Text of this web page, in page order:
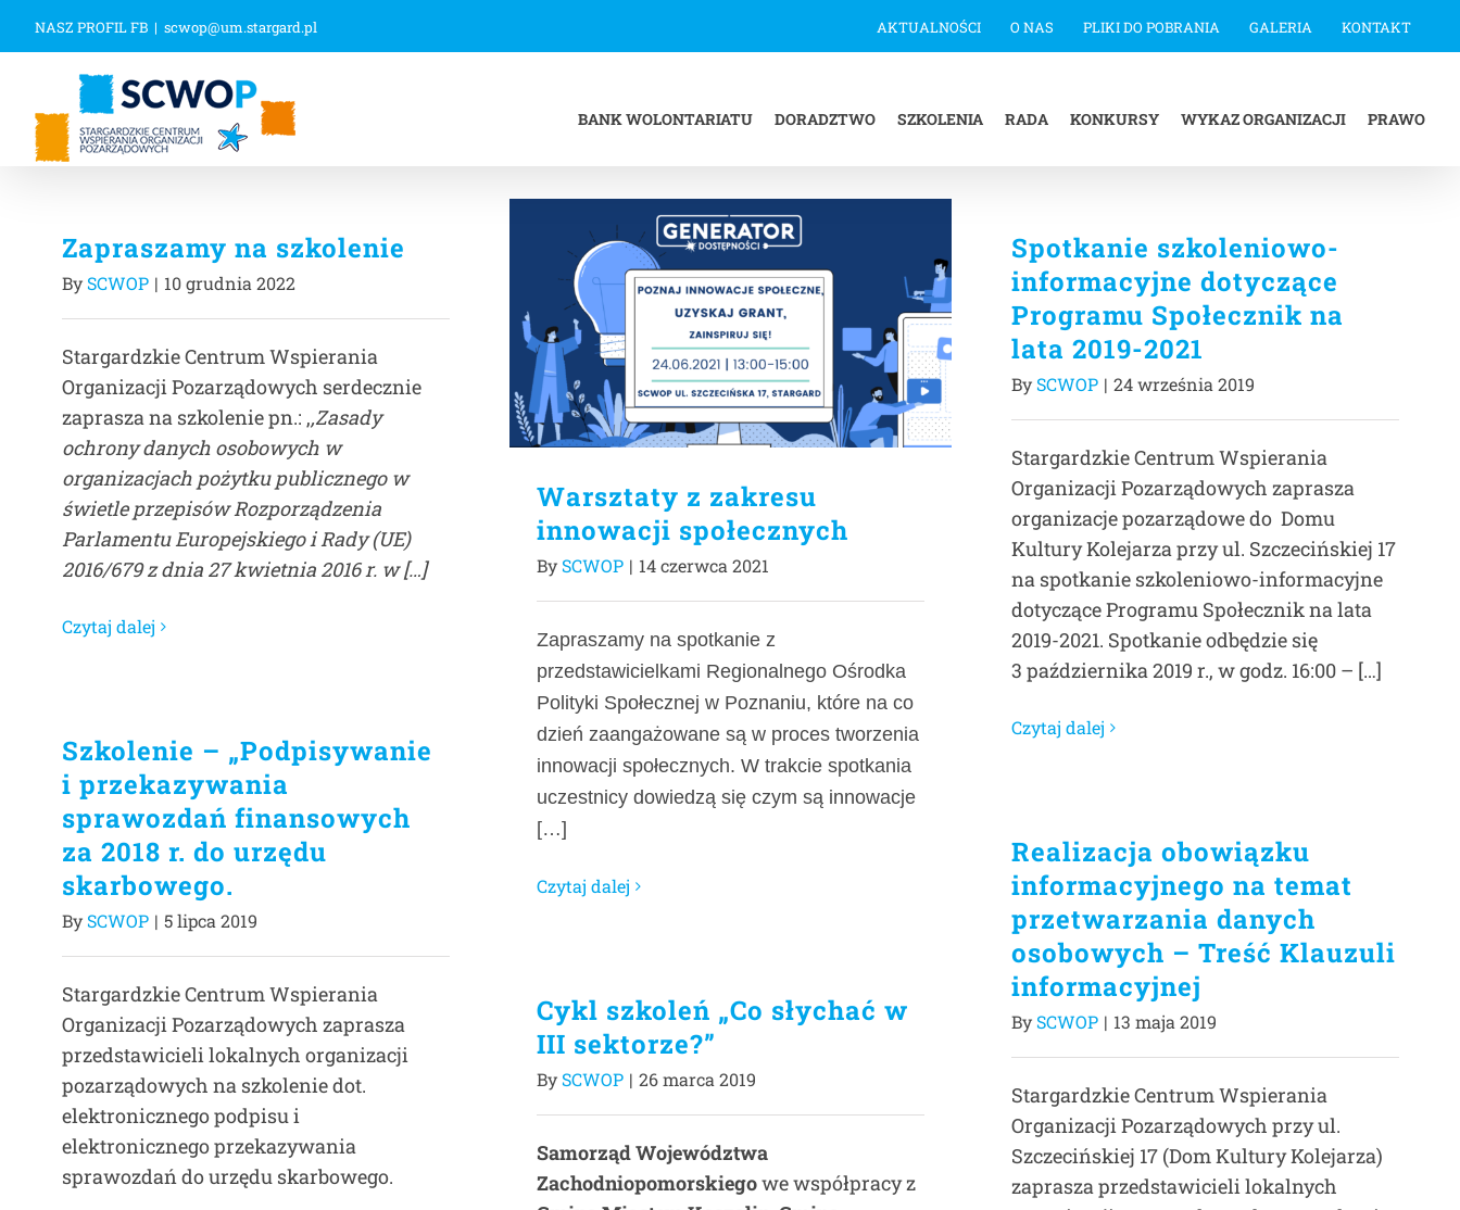
zawartości
NASZ PROFIL FB | scwop@um.stargard.pl AKTUALNOŚCI O NAS PLIKI DO POBRANIA GALERIA KONTAKT
BANK WOLONTARIATU DORADZTWO SZKOLENIA RADA KONKURSY WYKAZ ORGANIZACJI PRAWO
Zapraszamy na szkolenie
BySCWOP | 10 grudnia 2022
Stargardzkie Centrum Wspierania
Organizacji Pozarządowych serdecznie
zaprasza na szkolenie pn.: ,,Zasady
ochrony danych osobowych w
organizacjach pożytku publicznego w
świetle przepisów Rozporządzenia
Parlamentu Europejskiego i Rady (UE)
2016/679 z dnia 27 kwietnia 2016 r. w […]
Czytaj dalej
Warsztaty z zakresu
innowacji społecznych
BySCWOP | 14 czerwca 2021
Zapraszamy na spotkanie z
przedstawicielkami Regionalnego Ośrodka
Polityki Społecznej w Poznaniu, które na co
dzień zaangażowane są w proces tworzenia
innowacji społecznych. W trakcie spotkania
uczestnicy dowiedzą się czym są innowacje
[…]
Czytaj dalej
Spotkanie szkoleniowo-
informacyjne dotyczące
Programu Społecznik na
lata 2019-2021
BySCWOP | 24 września 2019
Stargardzkie Centrum Wspierania
Organizacji Pozarządowych zaprasza
organizacje pozarządowe do Domu
Kultury Kolejarza przy ul. Szczecińskiej 17
na spotkanie szkoleniowo-informacyjne
dotyczące Programu Społecznik na lata
2019-2021. Spotkanie odbędzie się
3 października 2019 r., w godz. 16:00 – […]
Czytaj dalej
Szkolenie – „Podpisywanie
i przekazywania
sprawozdań finansowych
za 2018 r. do urzędu
skarbowego.
BySCWOP | 5 lipca 2019
Stargardzkie Centrum Wspierania
Organizacji Pozarządowych zaprasza
przedstawicieli lokalnych organizacji
pozarządowych na szkolenie dot.
elektronicznego podpisu i
elektronicznego przekazywania
sprawozdań do urzędu skarbowego.
Realizacja obowiązku
informacyjnego na temat
przetwarzania danych
osobowych – Treść Klauzuli
informacyjnej
BySCWOP | 13 maja 2019
Stargardzkie Centrum Wspierania
Organizacji Pozarządowych przy ul.
Szczecińskiej 17 (Dom Kultury Kolejarza)
zaprasza przedstawicieli lokalnych
Cykl szkoleń „Co słychać w
III sektorze?”
BySCWOP | 26 marca 2019
Samorząd Województwa
Zachodniopomorskiegowe współpracy z